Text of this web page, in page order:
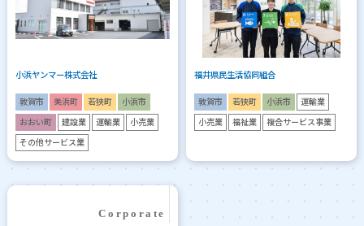
小浜ヤンマー株式会社
敦賀市 美浜町 若狭町 小浜市
おおい町 建設業 運輸業 小売業
その他サービス業
福井県民生活協同組合
敦賀市 若狭町 小浜市 運輸業
小売業 福祉業 複合サービス事業